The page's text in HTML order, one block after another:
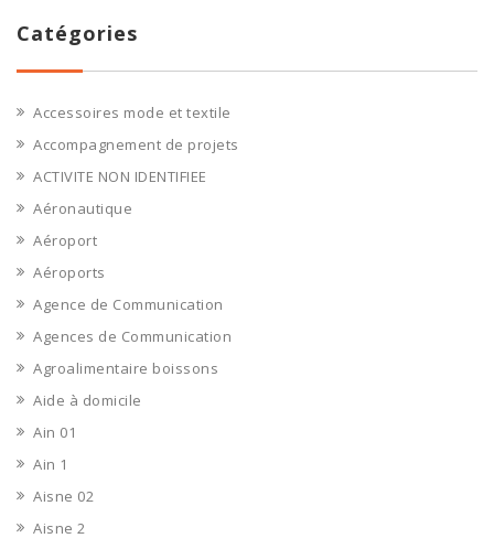
Catégories
Accessoires mode et textile
Accompagnement de projets
ACTIVITE NON IDENTIFIEE
Aéronautique
Aéroport
Aéroports
Agence de Communication
Agences de Communication
Agroalimentaire boissons
Aide à domicile
Ain 01
Ain 1
Aisne 02
Aisne 2